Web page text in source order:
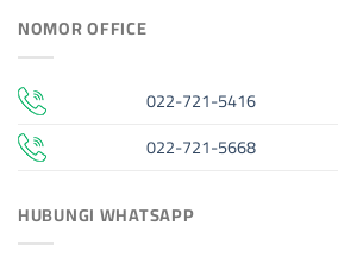
NOMOR OFFICE
022-721-5416
022-721-5668
HUBUNGI WHATSAPP